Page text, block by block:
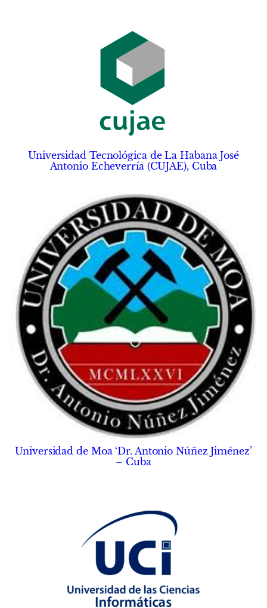
Universidad Tecnológica de La Habana José
Antonio Echeverría (CUJAE), Cuba
Universidad de Moa ‘Dr. Antonio Núñez Jiménez’
– Cuba